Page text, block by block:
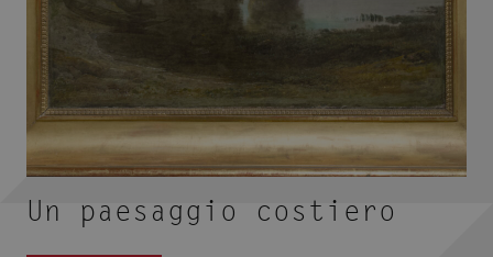
Un paesaggio costiero